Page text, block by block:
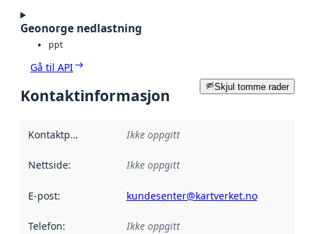
Geonorge nedlastning
ppt
Gå til API
Skjul tomme rader
Kontaktinformasjon
Kontaktpunkt Ikke oppgitt
Nettside: Ikke oppgitt
E-post: kundesenter@kartverket.no
Telefon: Ikke oppgitt